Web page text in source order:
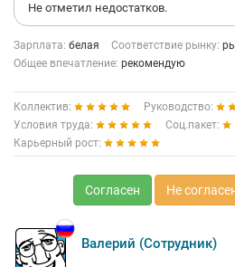
Не отметил недостатков.
Зарплата: белая Соответствие рынку:
Общее впечатление: рекомендую
Коллектив:
Руководство:
Условия труда:
Соц.пакет:
Карьерный рост:
Согласен Не
Валерий (Сотрудник)